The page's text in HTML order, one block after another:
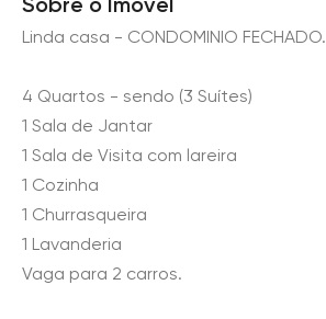
Linda casa - CONDOMINIO FECHADO.
4 Quartos - sendo (3 Suítes)
1 Sala de Jantar
1 Sala de Visita com lareira
1 Cozinha
1 Churrasqueira
1 Lavanderia
Vaga para 2 carros.